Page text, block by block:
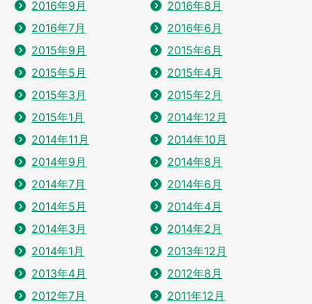
2016年9月
2016年8月
2016年7月
2016年6月
2015年9月
2015年6月
2015年5月
2015年4月
2015年3月
2015年2月
2015年1月
2014年12月
2014年11月
2014年10月
2014年9月
2014年8月
2014年7月
2014年6月
2014年5月
2014年4月
2014年3月
2014年2月
2014年1月
2013年12月
2013年4月
2012年8月
2012年7月
2011年12月